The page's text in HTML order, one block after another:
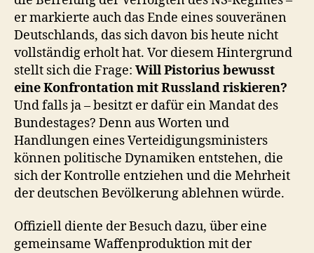
er markierte auch das Ende eines souveränen
Deutschlands, das sich davon bis heute nicht
vollständig erholt hat. Vor diesem Hintergrund
stellt sich die Frage: Will Pistorius bewusst
eine Konfrontation mit Russland riskieren?
Und falls ja – besitzt er dafür ein Mandat des
Bundestages? Denn aus Worten und
Handlungen eines Verteidigungsministers
können politische Dynamiken entstehen, die
sich der Kontrolle entziehen und die Mehrheit
der deutschen Bevölkerung ablehnen würde.
Offiziell diente der Besuch dazu, über eine
gemeinsame Waffenproduktion mit der